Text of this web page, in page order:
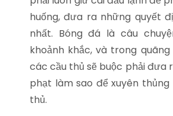
huống, đưa ra những quyết
nhất. Bóng đá là câu
khoảnh khắc, và trong
các cầu thủ sẽ buộc phải đưa
phạt làm sao để xuyên
thủ.